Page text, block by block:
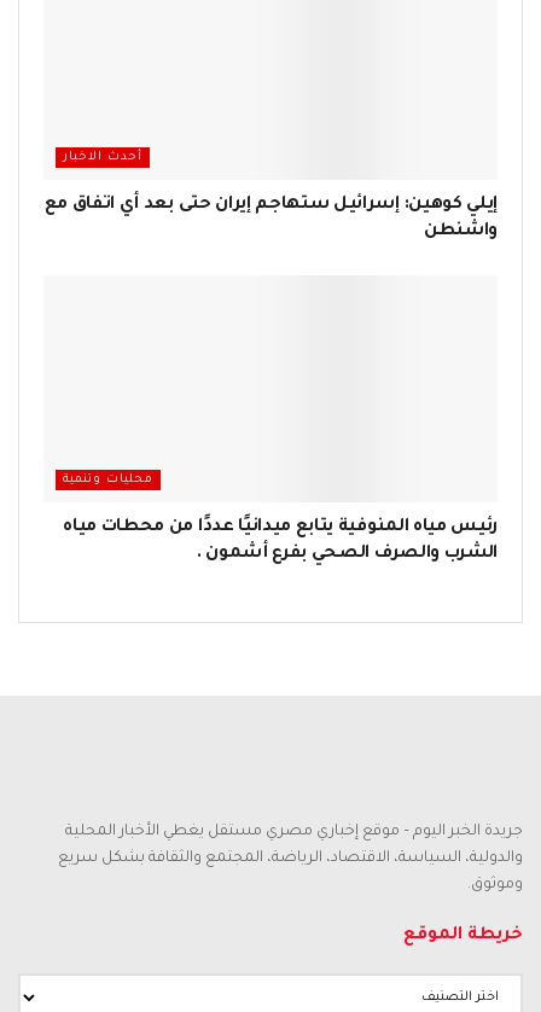
أحدث الاخبار
إيلي كوهين: إسرائيل ستهاجم إيران حتى بعد أي اتفاق مع
واشنطن
محليات وتنمية
رئيس مياه المنوفية يتابع ميدانيًا عددًا من محطات مياه
الشرب والصرف الصحي بفرع أشمون .
جريدة الخبر اليوم – موقع إخباري مصري مستقل يغطي الأخبار المحلية
والدولية، السياسة، الاقتصاد، الرياضة، المجتمع والثقافة بشكل سريع
وموثوق.
خريطة الموقع